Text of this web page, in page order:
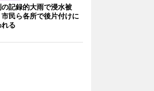
の記録的大雨で浸水被
民ら各所で後片付けに
る